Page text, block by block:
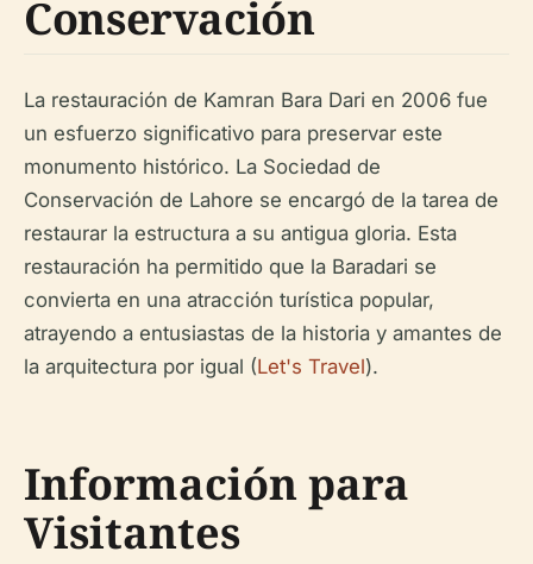
Conservación
La restauración de Kamran Bara Dari en 2006 fue
un esfuerzo significativo para preservar este
monumento histórico. La Sociedad de
Conservación de Lahore se encargó de la tarea de
restaurar la estructura a su antigua gloria. Esta
restauración ha permitido que la Baradari se
convierta en una atracción turística popular,
atrayendo a entusiastas de la historia y amantes de
la arquitectura por igual (Let's Travel).
Información para
Visitantes